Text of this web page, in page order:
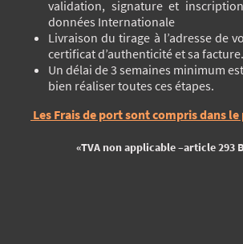
validation, signature et
données Internationale
Livraison du tirage à l’adresse de
certificat d’authenticité et sa facture.
Un délai de 3 semaines minimum
bien réaliser toutes ces étapes.
Les Frais de port sont compris dans le
«TVA non applicable –article 293